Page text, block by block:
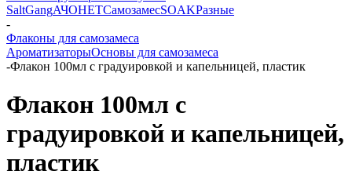
SaltGangАЧОНЕТСамозамесSOAKРазные
-
Флаконы для самозамеса
АроматизаторыОсновы для самозамеса
-Флакон 100мл с градуировкой и капельницей, пластик
Флакон 100мл с
градуировкой и капельницей,
пластик